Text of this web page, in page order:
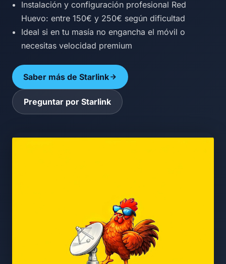
Instalación y configuración profesional Red
Huevo: entre 150€ y 250€ según dificultad
Ideal si en tu masía no engancha el móvil o
necesitas velocidad premium
Saber más de Starlink
Preguntar por Starlink